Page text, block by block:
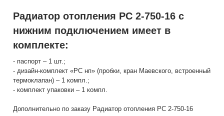
Радиатор отопления РС 2-750-16 с
нижним подключением имеет в
комплекте:
- паспорт – 1 шт.;
- дизайн-комплект «РС нп» (пробки, кран Маевского, встроенный
термоклапан) – 1 компл.;
- комплект упаковки – 1 компл.
Дополнительно по заказу Радиатор отопления РС 2-750-16